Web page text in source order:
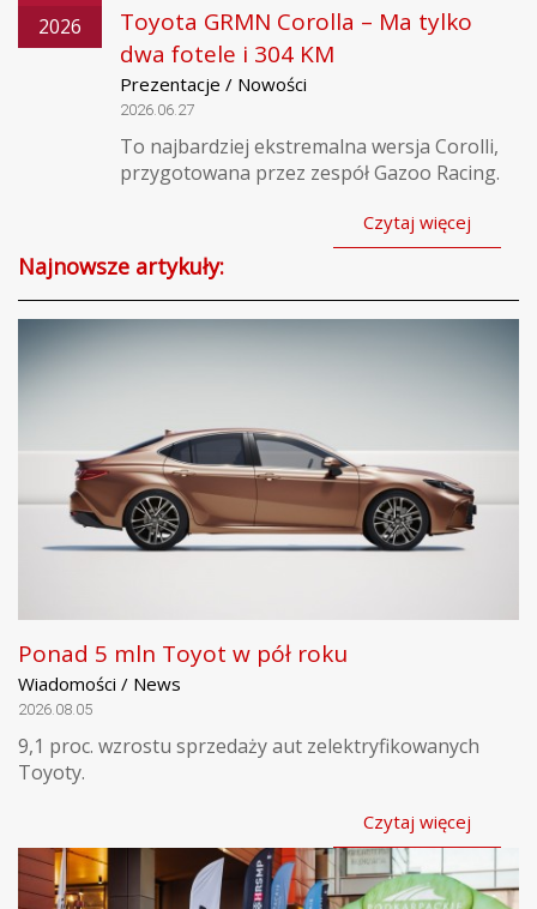
2026
Toyota GRMN Corolla – Ma tylko
dwa fotele i 304 KM
Prezentacje / Nowości
2026.06.27
To najbardziej ekstremalna wersja Corolli,
przygotowana przez zespół Gazoo Racing.
Czytaj więcej
Najnowsze artykuły:
Ponad 5 mln Toyot w pół roku
Wiadomości / News
2026.08.05
9,1 proc. wzrostu sprzedaży aut zelektryfikowanych
Toyoty.
Czytaj więcej